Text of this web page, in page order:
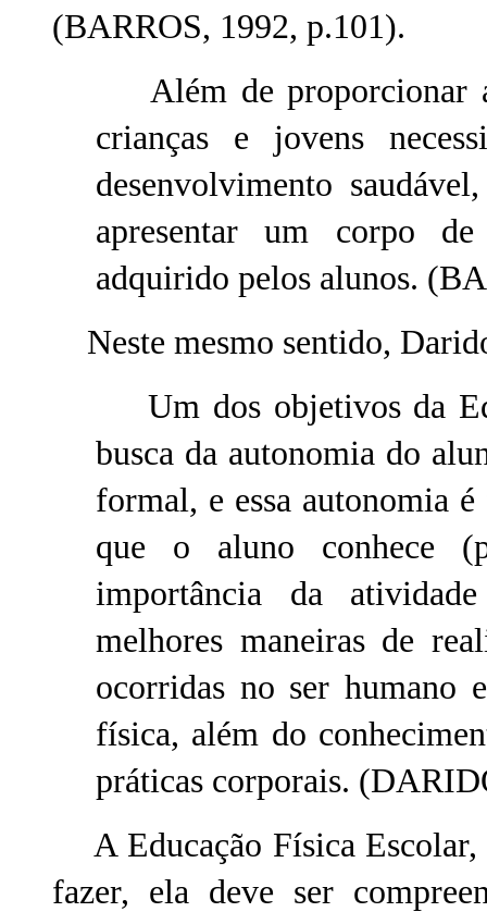
(BARROS, 1992, p.101).
Além de proporcionar
crianças e jovens
desenvolvimento
apresentar um corpo
adquirido pelos alunos.
Neste mesmo sentido,
Um dos objetivos da
busca da autonomia do
formal, e essa autonomia
que o aluno conhece
importância da
melhores maneiras de
ocorridas no ser humano
física, além do
práticas corporais.
A Educação Física Escolar,
fazer, ela deve ser